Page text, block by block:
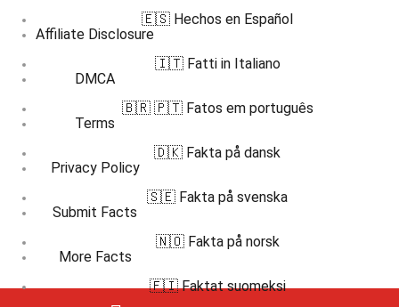
Affiliate Disclosure
DMCA
Terms
Privacy Policy
Submit Facts
More Facts
🇪🇸 Hechos en Español
🇮🇹 Fatti in Italiano
🇧🇷 🇵🇹 Fatos em português
🇩🇰 Fakta på dansk
🇸🇪 Fakta på svenska
🇳🇴 Fakta på norsk
🇫🇮 Faktat suomeksi